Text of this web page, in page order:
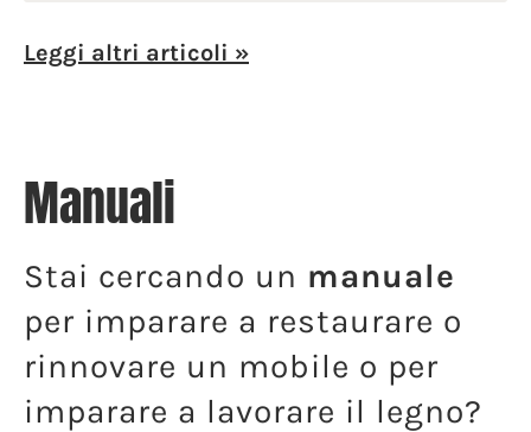
Leggi altri articoli »
Manuali
Stai cercando un manuale
per imparare a restaurare o
rinnovare un mobile o per
imparare a lavorare il legno?